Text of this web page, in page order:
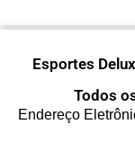
Esportes
Todos
Endereço